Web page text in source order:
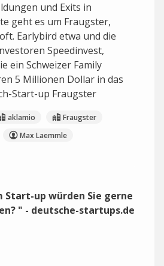
und Exits in
geht es um Fraugster,
Earlybird etwa und die
Speedinvest,
ein Schweizer Family
5 Millionen Dollar in das
Start-up Fraugster
aklamio
Fraugster
Max Laemmle